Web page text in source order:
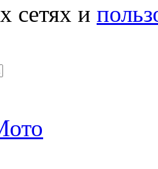
сетях и